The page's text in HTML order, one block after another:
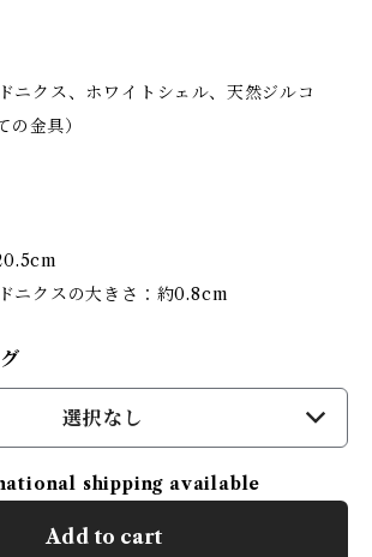
ニクス、ホワイトシェル、天然ジルコ
金具）
ニクスの大きさ：約0.8cm
選択なし
shipping available
Add to cart